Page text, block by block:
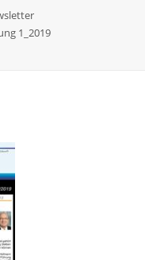
1_2019